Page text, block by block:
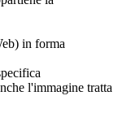
in forma
l'immagine tratta